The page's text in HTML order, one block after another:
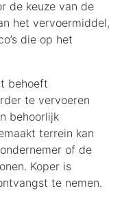
de keuze van de
het vervoermiddel,
die op het
behoeft
te vervoeren
behoorlijk
terrein kan
of de
Koper is
te nemen.